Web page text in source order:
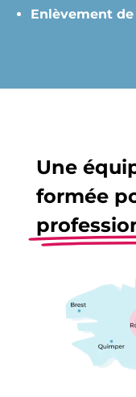
Enlèvement
Une
formée